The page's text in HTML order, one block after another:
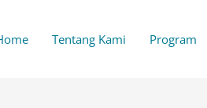
Tentang Kami Program